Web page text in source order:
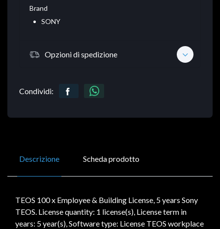
Brand
SONY
Opzioni di spedizione
Condividi:
Descrizione Scheda prodotto
TEOS 100 x Employee & Building License, 5 years Sony
TEOS. License quantity: 1 license(s), License term in
years: 5 year(s), Software type: License TEOS workplace